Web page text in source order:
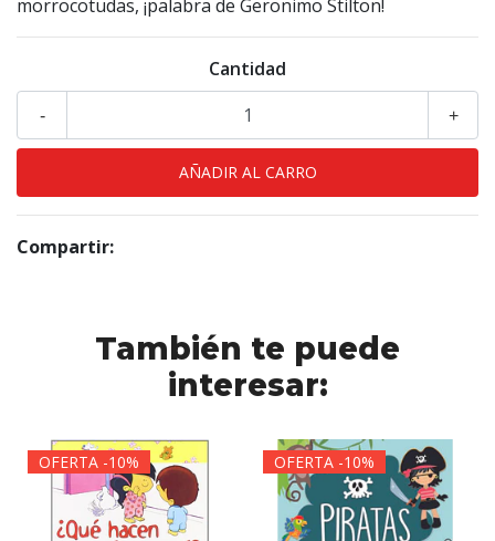
morrocotudas, ¡palabra de Geronimo Stilton!
Cantidad
+
-
Compartir:
También te puede
interesar:
OFERTA -10% OFERTA -10%